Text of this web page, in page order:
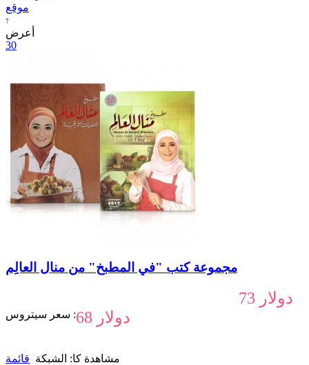
موقع
أعرض
30
مجموعة كتب "في المطبخ" من منال العالِم
73 دولار
سعر سيتروس : 68 دولار
مشاهدة كا: الشبكة قائمة